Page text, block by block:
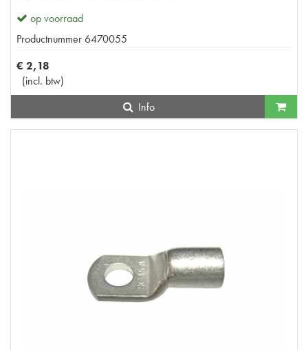
op voorraad
Productnummer 6470055
€ 2,18
(incl. btw)
Info